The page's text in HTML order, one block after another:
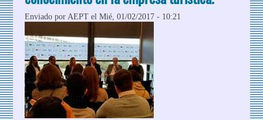
Enviado porAEPT el Mié, 01/02/2017 - 10:21